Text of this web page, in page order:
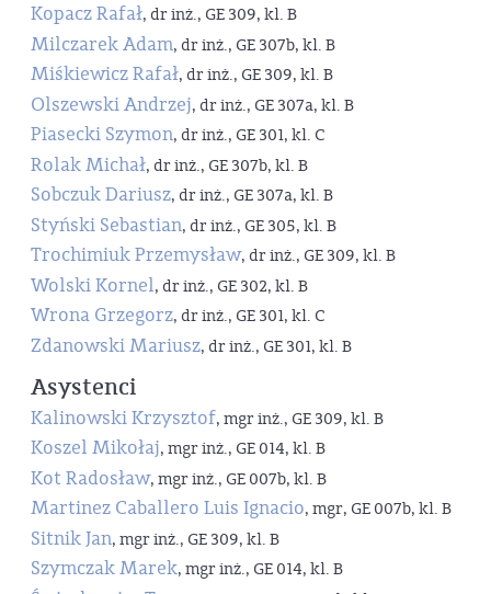
Kopacz Rafał, dr inż., GE 309, kl. B
Milczarek Adam, dr inż., GE 307b, kl. B
Miśkiewicz Rafał, dr inż., GE 309, kl. B
Olszewski Andrzej, dr inż., GE 307a, kl. B
Piasecki Szymon, dr inż., GE 301, kl. C
Rolak Michał, dr inż., GE 307b, kl. B
Sobczuk Dariusz, dr inż., GE 307a, kl. B
Styński Sebastian, dr inż., GE 305, kl. B
Trochimiuk Przemysław, dr inż., GE 309, kl. B
Wolski Kornel, dr inż., GE 302, kl. B
Wrona Grzegorz, dr inż., GE 301, kl. C
Zdanowski Mariusz, dr inż., GE 301, kl. B
Asystenci
Kalinowski Krzysztof, mgr inż., GE 309, kl. B
Koszel Mikołaj, mgr inż., GE 014, kl. B
Kot Radosław, mgr inż., GE 007b, kl. B
Martinez Caballero Luis Ignacio, mgr, GE 007b, kl. B
Sitnik Jan, mgr inż., GE 309, kl. B
Szymczak Marek, mgr inż., GE 014, kl. B